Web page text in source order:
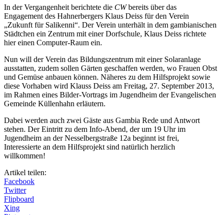
In der Vergangenheit berichtete die CWbereits über das
Engagement des Hahnerbergers Klaus Deiss für den Verein
„Zukunft für Salikenni“. Der Verein unterhält in dem gambianischen
Städtchen ein Zentrum mit einer Dorfschule, Klaus Deiss richtete
hier einen Computer-Raum ein.
Nun will der Verein das Bildungszentrum mit einer Solaranlage
ausstatten, zudem sollen Gärten geschaffen werden, wo Frauen Obst
und Gemüse anbauen können. Näheres zu dem Hilfsprojekt sowie
diese Vorhaben wird Klauss Deiss am Freitag, 27. September 2013,
im Rahmen eines Bilder-Vortrags im Jugendheim der Evangelischen
Gemeinde Küllenhahn erläutern.
Dabei werden auch zwei Gäste aus Gambia Rede und Antwort
stehen. Der Eintritt zu dem Info-Abend, der um 19 Uhr im
Jugendheim an der Nesselbergstraße 12a beginnt ist frei,
Interessierte an dem Hilfsprojekt sind natürlich herzlich
willkommen!
Artikel teilen:
Facebook
Twitter
Flipboard
Xing